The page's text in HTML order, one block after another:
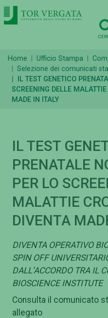
Home Ufficio Stampa
Selezione dei comunicati
IL TEST GENETICO
SCREENING DELLE
MADE IN ITALY
IL TEST
PRENATALE
PER LO
MALATTIE
DIVENTA
DIVENTA OPERATIVO
SPIN OFF
DALL’ACCORDO TRA IL
BIOSCIENCE INSTITUTE
Consulta il comunicato
allegato